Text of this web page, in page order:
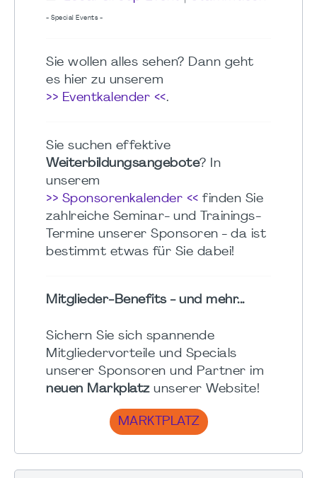
- Special Events -
Sie wollen alles sehen? Dann geht
es hier zu unserem
>> Eventkalender <<.
Sie suchen effektive
Weiterbildungsangebote? In
unserem
>> Sponsorenkalender << finden Sie
zahlreiche Seminar- und Trainings-
Termine unserer Sponsoren - da ist
bestimmt etwas für Sie dabei!
Mitglieder-Benefits - und mehr...
Sichern Sie sich spannende
Mitgliedervorteile und Specials
unserer Sponsoren und Partner im
neuen Markplatzunserer Website!
MARKTPLATZ